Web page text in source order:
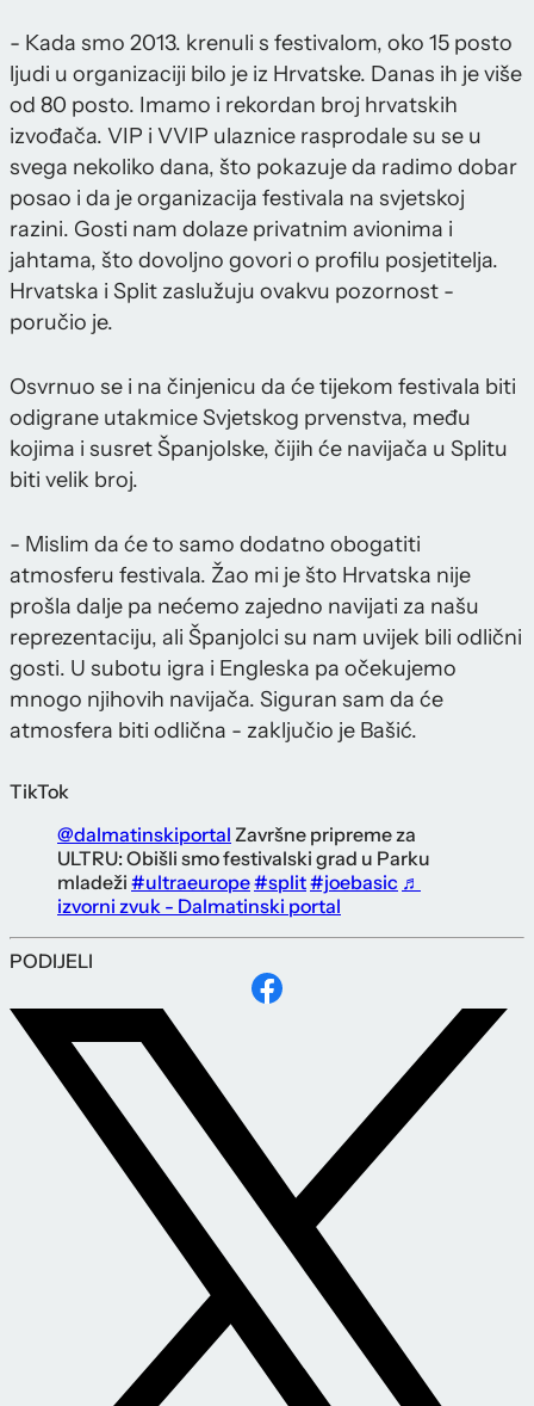
- Kada smo 2013. krenuli s festivalom, oko 15 posto
ljudi u organizaciji bilo je iz Hrvatske. Danas ih je više
od 80 posto. Imamo i rekordan broj hrvatskih
izvođača. VIP i VVIP ulaznice rasprodale su se u
svega nekoliko dana, što pokazuje da radimo dobar
posao i da je organizacija festivala na svjetskoj
razini. Gosti nam dolaze privatnim avionima i
jahtama, što dovoljno govori o profilu posjetitelja.
Hrvatska i Split zaslužuju ovakvu pozornost -
poručio je.
Osvrnuo se i na činjenicu da će tijekom festivala biti
odigrane utakmice Svjetskog prvenstva, među
kojima i susret Španjolske, čijih će navijača u Splitu
biti velik broj.
- Mislim da će to samo dodatno obogatiti
atmosferu festivala. Žao mi je što Hrvatska nije
prošla dalje pa nećemo zajedno navijati za našu
reprezentaciju, ali Španjolci su nam uvijek bili odlični
gosti. U subotu igra i Engleska pa očekujemo
mnogo njihovih navijača. Siguran sam da će
atmosfera biti odlična - zaključio je Bašić.
TikTok
@dalmatinskiportal Završne pripreme za
ULTRU: Obišli smo festivalski grad u Parku
mladeži #ultraeurope#split#joebasic ♬
izvorni zvuk - Dalmatinski portal
PODIJELI